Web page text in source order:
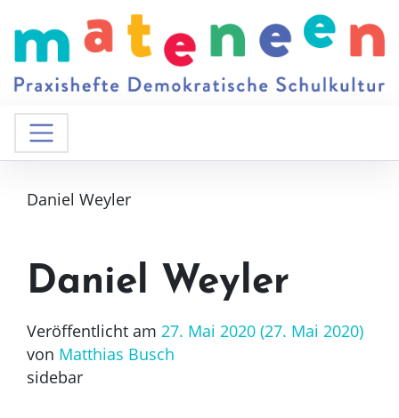
Daniel Weyler
Daniel Weyler
Veröffentlicht am 27. Mai 2020 (27. Mai 2020)
von Matthias Busch
sidebar